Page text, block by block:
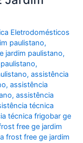
Eletrodomésticos
paulistano,
jardim paulistano,
,
,assistência
,assistência
,assistência
técnica
técnica frigobar ge
free ge jardim
frost free ge jardim